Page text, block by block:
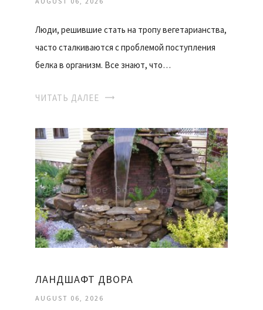
Люди, решившие стать на тропу вегетарианства,
часто сталкиваются с проблемой поступления
белка в организм. Все знают, что…
ЧИТАТЬ ДАЛЕЕ
ЛАНДШАФТ ДВОРА
AUGUST 06, 2026